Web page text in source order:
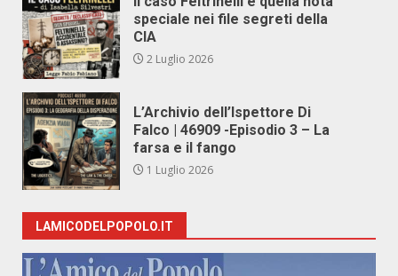
speciale nei file segreti della
CIA
2 Luglio 2026
L’Archivio dell’Ispettore Di
Falco | 46909 -Episodio 3 – La
farsa e il fango
1 Luglio 2026
LAMICODELPOPOLO.IT